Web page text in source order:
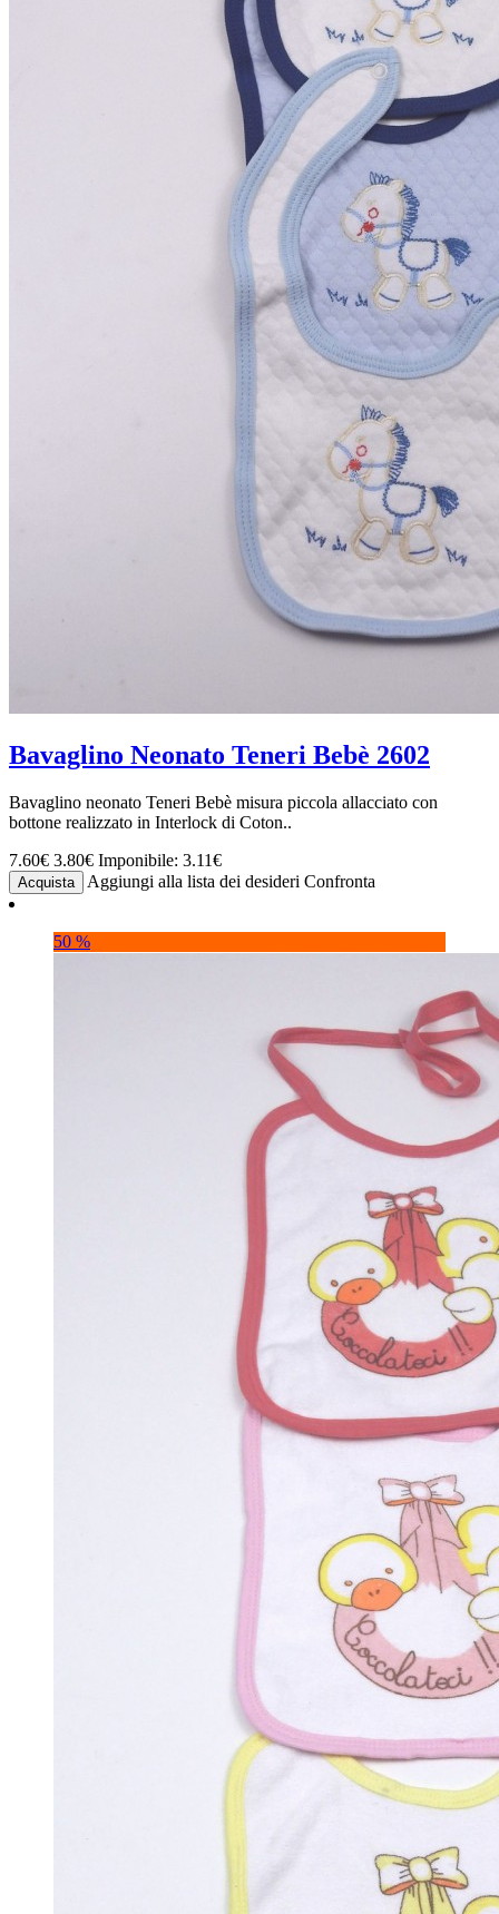
Bavaglino Neonato Teneri Bebè 2602
Bavaglino neonato Teneri Bebè misura piccola allacciato con
bottone realizzato in Interlock di Coton..
7.60€ 3.80€ Imponibile: 3.11€
Acquista Aggiungi alla lista dei desideri Confronta
50 %